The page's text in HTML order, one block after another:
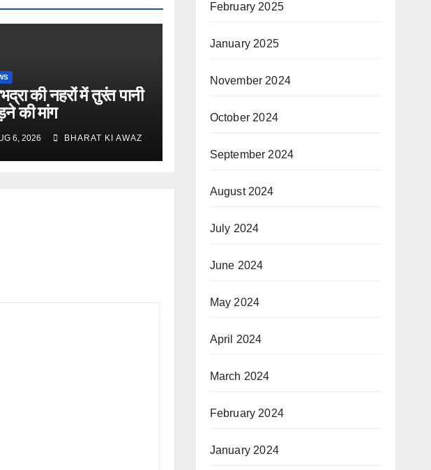
की नहरों में तुरंत पानी
की मांग
6, 2026 BHARAT KI AWAZ
February 2025
January 2025
November 2024
October 2024
September 2024
August 2024
July 2024
June 2024
May 2024
April 2024
March 2024
February 2024
January 2024